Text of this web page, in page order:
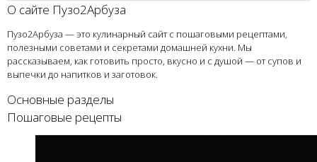
О сайте Пузо2Арбуза
Пузо2Арбуза — это кулинарный сайт с пошаговыми рецептами,
полезными советами и секретами домашней кухни. Мы
рассказываем, как готовить просто, вкусно и с душой — от супов и
выпечки до напитков и заготовок.
Основные разделы
Пошаговые рецепты